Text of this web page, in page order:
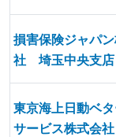
損害保険ジャパ
社 埼玉中央支店
東京海上日動ベ
サービス株式会社